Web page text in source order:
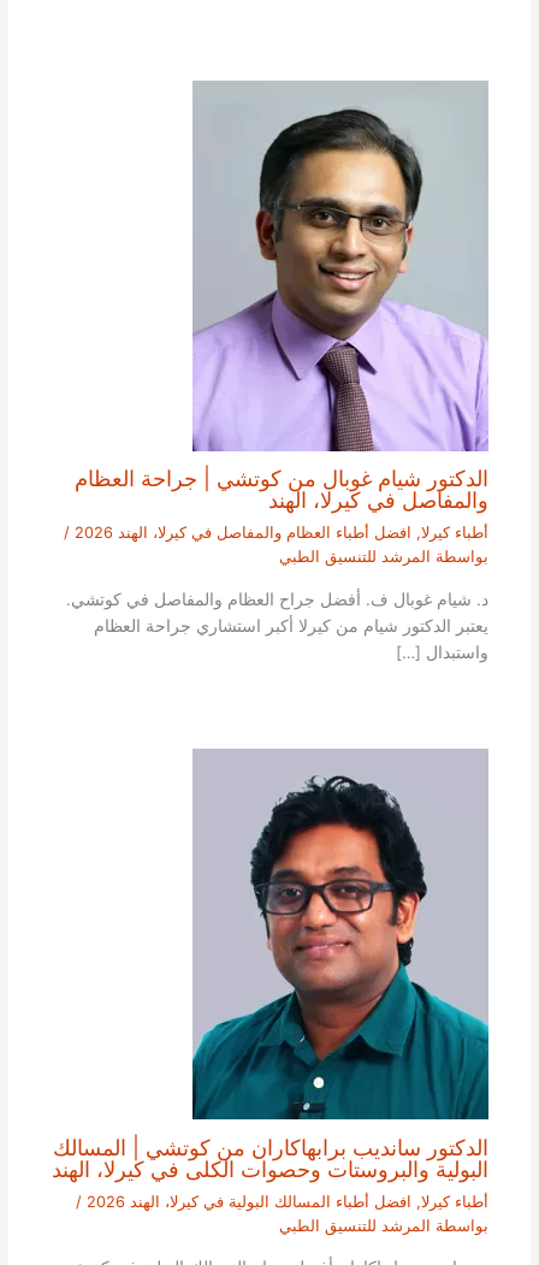
الدكتور شيام غوبال من كوتشي | جراحة العظام
والمفاصل في كيرلا، الهند
أطباء كيرلا, افضل أطباء العظام والمفاصل في كيرلا، الهند 2026
/
بواسطة المرشد للتنسيق الطبي
د. شيام غوبال ف. أفضل جراح العظام والمفاصل في كوتشي.
يعتبر الدكتور شيام من كيرلا أكبر استشاري جراحة العظام
واستبدال […]
الدكتور سانديب برابهاكاران من كوتشي | المسالك
البولية والبروستات وحصوات الكلى في كيرلا، الهند
أطباء كيرلا, افضل أطباء المسالك البولية في كيرلا، الهند 2026
/
بواسطة المرشد للتنسيق الطبي